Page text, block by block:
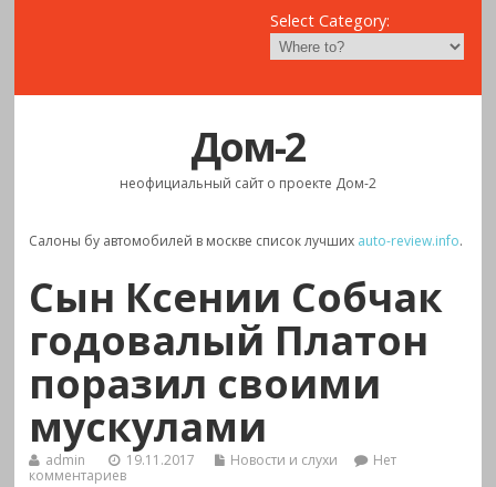
Select Category:
Дом-2
неофициальный сайт о проекте Дом-2
Салоны бу автомобилей в москве список лучших auto-review.info.
Сын Ксении Собчак
годовалый Платон
поразил своими
мускулами
admin 19.11.2017 Новости и слухи
Нет
комментариев